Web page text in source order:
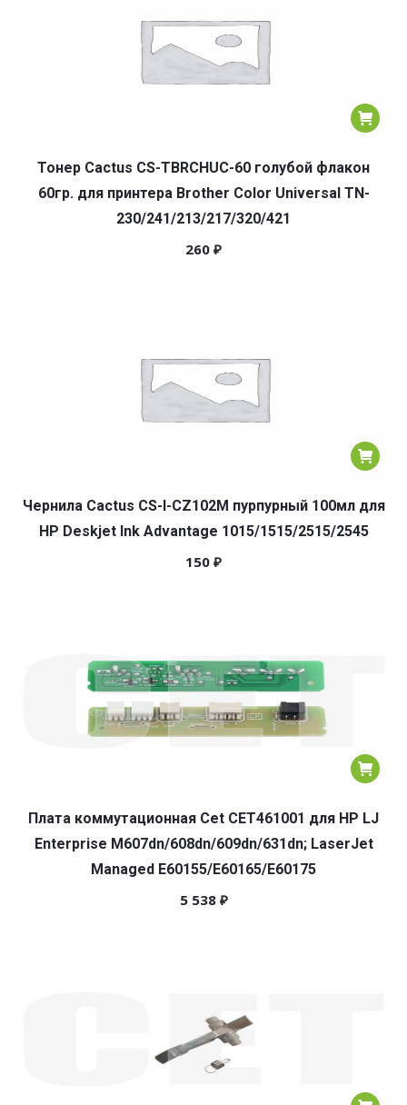
Тонер Cactus CS-TBRCHUC-60 голубой флакон
60гр. для принтера Brother Color Universal TN-
230/241/213/217/320/421
260 ₽
Чернила Cactus CS-I-CZ102M пурпурный 100мл для
HP Deskjet Ink Advantage 1015/1515/2515/2545
150 ₽
Плата коммутационная Cet CET461001 для HP LJ
Enterprise M607dn/608dn/609dn/631dn; LaserJet
Managed E60155/E60165/E60175
5 538 ₽